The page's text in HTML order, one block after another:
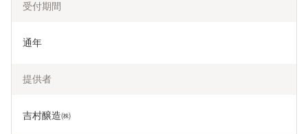
受付期間
通年
提供者
吉村醸造㈱